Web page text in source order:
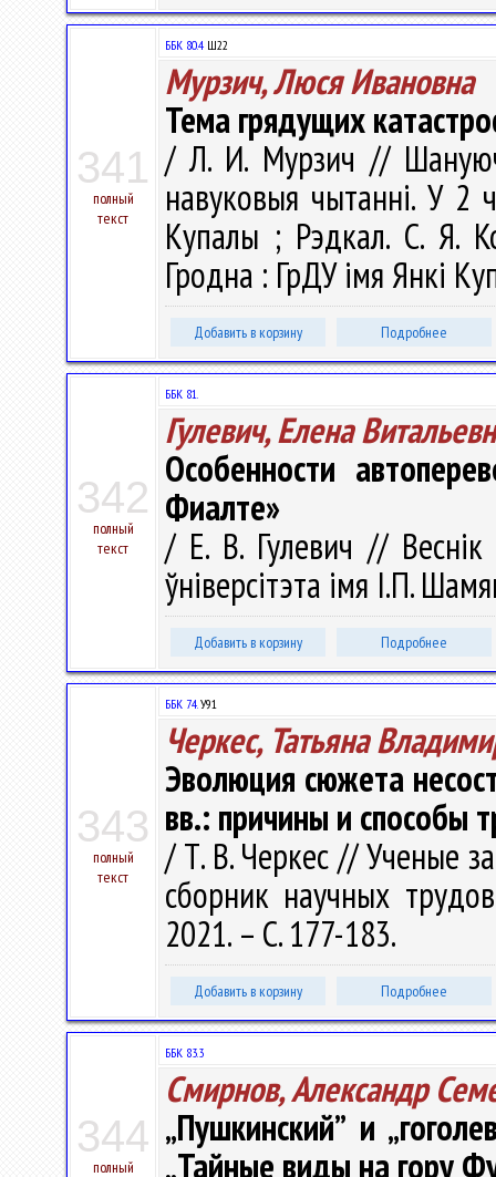
341
полный
текст
ББК 80.4 Ш22
Мурзич, Люся Ивановна
Тема грядущих
/ Л. И. Мурзич //
навуковыя чытаннi. У 2
Купалы ; Рэдкал. С. Я.
Гродна : ГрДУ імя Янкі
Добавить в корзину Подробнее
342
полный
текст
ББК 81.
Гулевич, Елена
Особенности
Фиалте»
/ Е. В. Гулевич // Веснік
ўніверсітэта імя І.П.
Добавить в корзину Подробнее
343
полный
текст
ББК 74.У91
Черкес, Татьяна
Эволюция сюжета
вв.: причины и способы
/ Т. В. Черкес // Ученые
сборник научных
2021. – С. 177-183.
Добавить в корзину Подробнее
344
полный
ББК 83.3
Смирнов, Александр
„Пушкинский” и
„Тайные виды на гору